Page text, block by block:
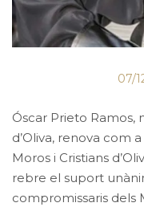
07/
Óscar Prieto
d’Oliva, renova com
Moros i Cristians
rebre el suport
compromissaris dels